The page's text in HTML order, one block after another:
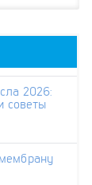
2026:
советы